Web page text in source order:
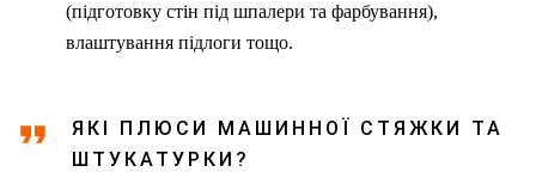
(підготовку стін під шпалери та фарбування),
влаштування підлоги тощо.
ЯКІ ПЛЮСИ МАШИННОЇ СТЯЖКИ ТА
ШТУКАТУРКИ?